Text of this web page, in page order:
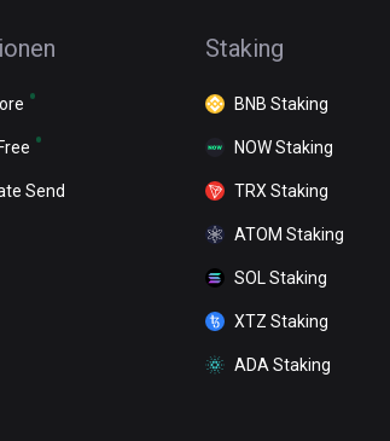
Send
Staking
BNB Staking
NOW Staking
TRX Staking
ATOM Staking
SOL Staking
XTZ Staking
ADA Staking